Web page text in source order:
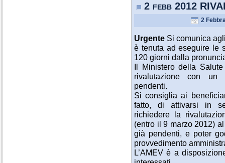
2 febb 2012
2
Urgente Si comunica
è tenuta ad eseguire le
120 giorni dalla
Il Ministero della
rivalutazione con un
pendenti.
Si consiglia ai
fatto, di attivarsi in
richiedere la
(entro il 9 marzo 2012)
già pendenti, e poter
provvedimento
L’AMEV è a